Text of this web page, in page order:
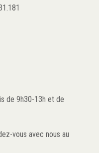
de 9h30-13h et de
vous avec nous au